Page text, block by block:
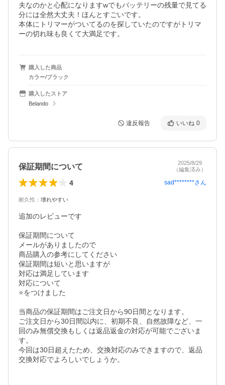
夫なのかと心配になりますwでもバッテリーの残量で見てる
分には全然大丈夫！ほんとすごいです。
本体にトリマーがついてるのを探していたのですがトリマ
ーの切れ味も良くて大満足です。
購入した商品
カラー/ブラック
購入したストア
Belando
違反報告 いいね 0
保証期間について
2025/8/29
（編集済み）
4 sad********さん
耐久性 ： 壊れやすい
追加のレビューです
保証期間について
メールがありましたので
商品購入の参考にしてください
保証期間は短いと思いますが
対応は満足しています
対応について
⭐️をつけました
当商品の保証期間はご注文日から90日間となります。
ご注文日から30日間以内に、初期不良、自然故障など、一
回のみ無償交換もしくは返品返金の対応が可能でございま
す。
今回は30日超えたため、交換対応のみできますので、返品
交換対応でよろしいでしょうか。